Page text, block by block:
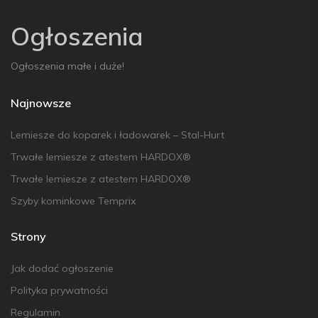
Ogłoszenia
Ogłoszenia małe i duże!
Najnowsze
Lemiesze do koparek i ładowarek – Stal-Hurt
Trwałe lemiesze z atestem HARDOX®
Trwałe lemiesze z atestem HARDOX®
Szyby kominkowe Temprix
Strony
Jak dodać ogłoszenie
Polityka prywatności
Regulamin